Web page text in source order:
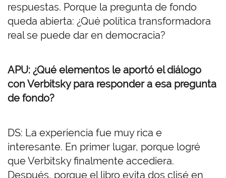
respuestas. Porque la pregunta de fondo
queda abierta: ¿Qué política transformadora
real se puede dar en democracia?
APU: ¿Qué elementos le aportó el diálogo
con Verbitsky para responder a esa pregunta
de fondo?
DS: La experiencia fue muy rica e
interesante. En primer lugar, porque logré
que Verbitsky finalmente accediera.
Después, porque el libro evita dos clisé en